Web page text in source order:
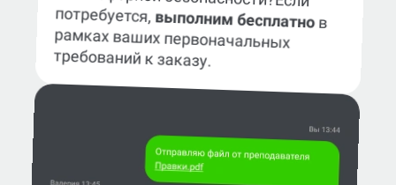
потребуется, выполним бесплатнов
рамках ваших первоначальных
требований к заказу.